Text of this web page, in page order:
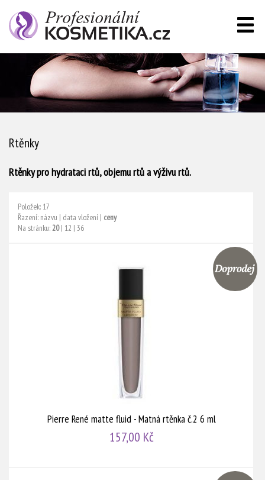
Rtěnky
Rtěnky pro hydrataci rtů, objemu rtů a výživu rtů.
Položek: 17
Řazení: názvu | data vložení | ceny
Na stránku:20| 12 | 36
Pierre René matte fluid - Matná rtěnka č.2 6 ml
157,00 Kč